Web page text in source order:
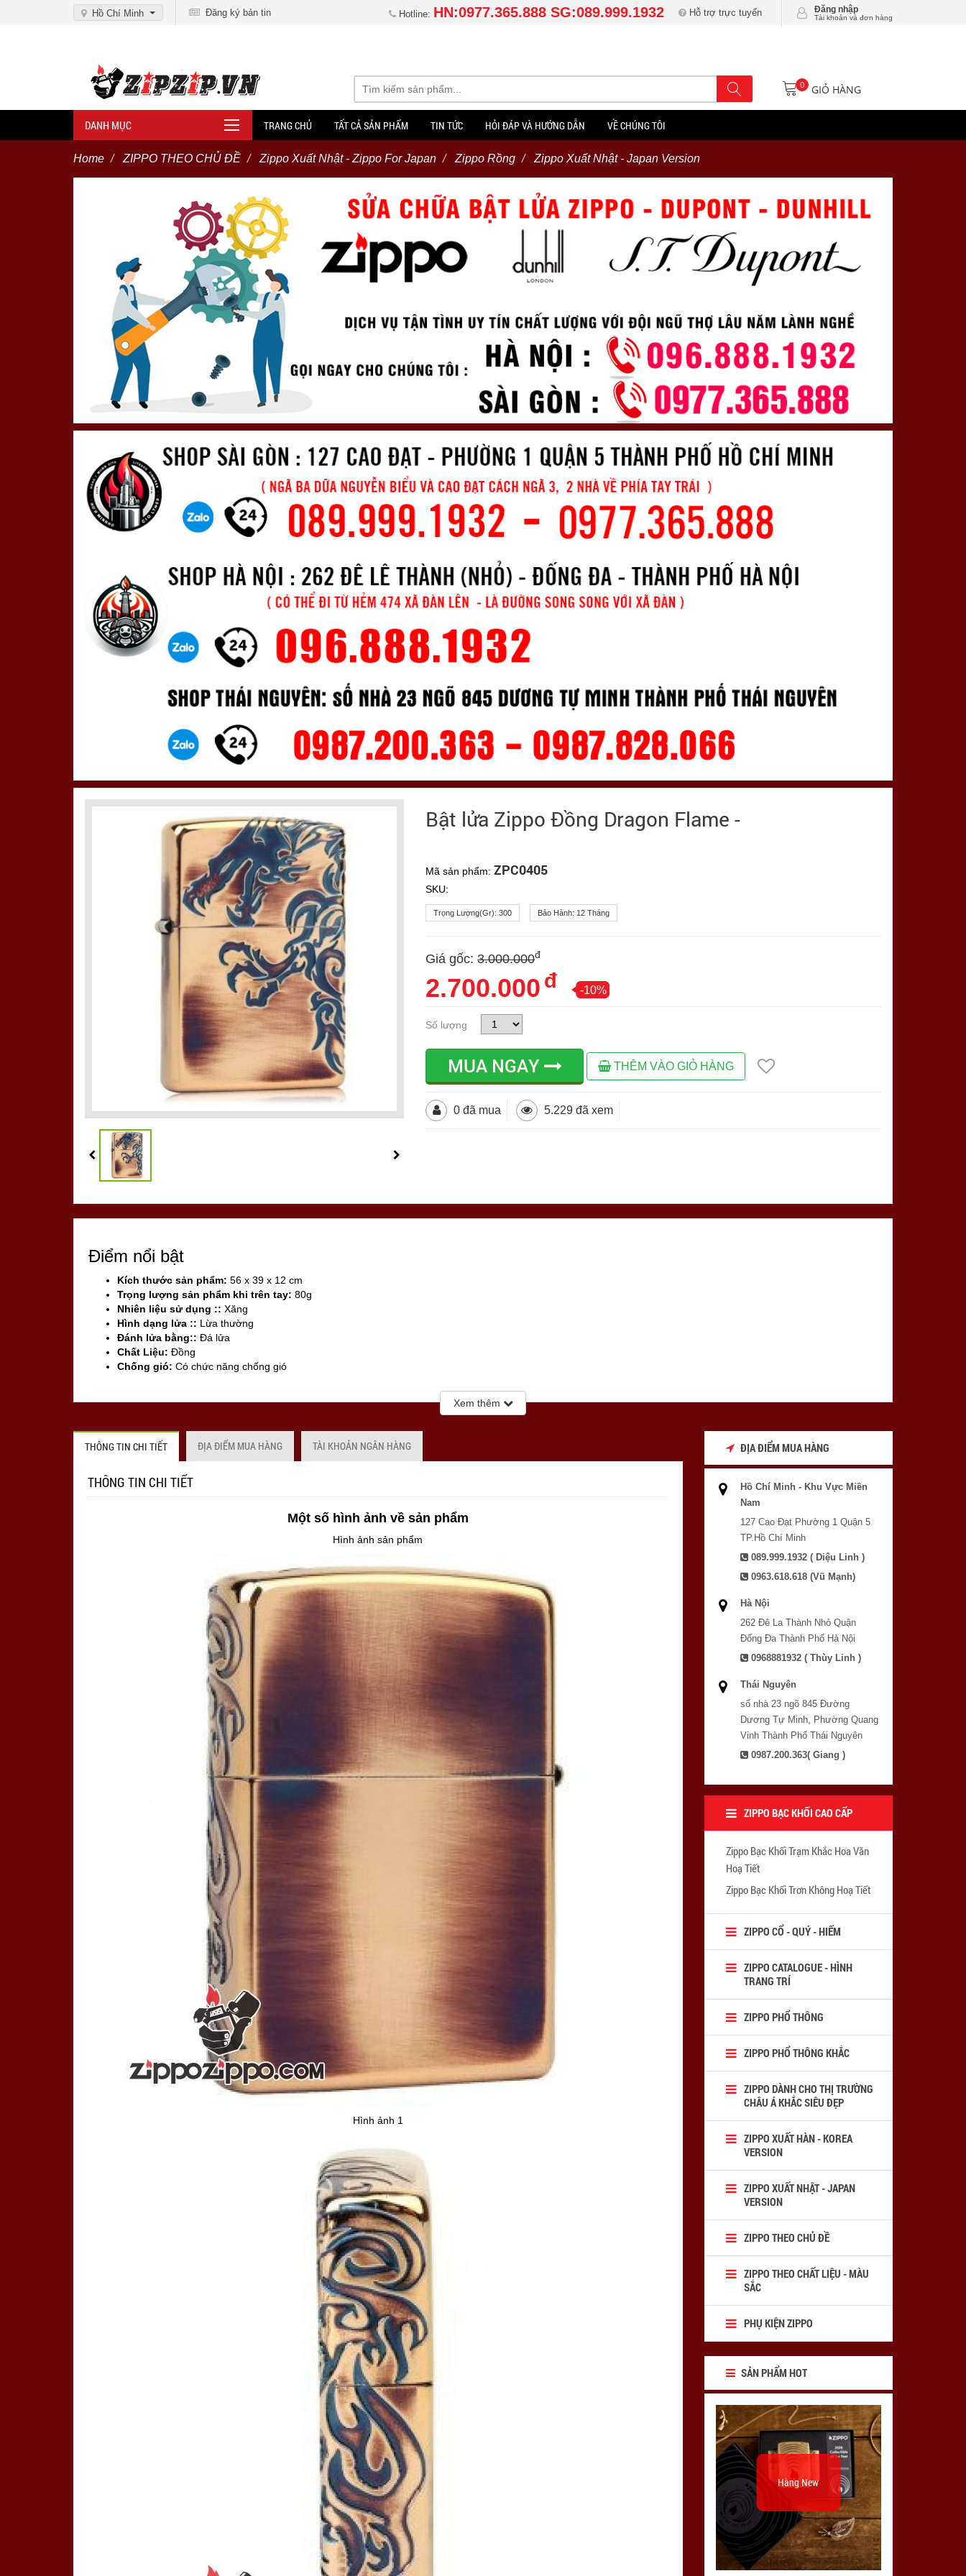
Hồ Chí Minh Đăng ký bản tin Hotline: HN:0977.365.888 SG:089.999.1932 Hỗ trợ trực tuyến Đăng nhập
Tài khoản và đơn hàng
0 GIỎ HÀNG
DANH MỤC TRANG CHỦ TẤT CẢ SẢN PHẨM TIN TỨC HỎI ĐÁP VÀ HƯỚNG DẪN VỀ CHÚNG TÔI
Home ZIPPO THEO CHỦ ĐỀ Zippo Xuất Nhật - Zippo For Japan Zippo Rồng Zippo Xuất Nhật - Japan Version
Bật lửa Zippo Đồng Dragon Flame -
Mã sản phẩm:ZPC0405
SKU:
Trọng Lượng(gr):300 Bảo Hành: 12 Tháng
Giá gốc: 3.000.000đ
2.700.000 đ -10%
Số lượng
MUA NGAY THÊM VÀO GIỎ HÀNG
0 đã mua 5.229 đã xem
Điểm nổi bật
Kích thước sản phẩm: 56 x 39 x 12 cm
Trọng lượng sản phẩm khi trên tay: 80g
Nhiên liệu sử dụng :: Xăng
Hình dạng lửa :: Lừa thường
Đánh lửa bằng:: Đá lửa
Chất Liệu: Đồng
Chống gió: Có chức năng chống gió
Xem thêm
THÔNG TIN CHI TIẾT ĐỊA ĐIỂM MUA HÀNG TÀI KHOẢN NGÂN HÀNG
THÔNG TIN CHI TIẾT
Một số hình ảnh về sản phẩm
Hình ảnh sản phẩm
Hình ảnh 1
ĐỊA ĐIỂM MUA HÀNG
Hồ Chí Minh - Khu Vực Miền
Nam
127 Cao Đạt Phường 1 Quận 5
TP.Hồ Chí Minh
089.999.1932 ( Diệu Linh )
0963.618.618 (Vũ Mạnh)
Hà Nội
262 Đê La Thành Nhỏ Quận
Đống Đa Thành Phố Hà Nội
0968881932 ( Thùy Linh )
Thái Nguyên
số nhà 23 ngõ 845 Đường
Dương Tự Minh, Phường Quang
Vinh Thành Phố Thái Nguyên
0987.200.363( Giang )
ZIPPO BẠC KHỐI CAO CẤP
Zippo Bạc Khối Trạm Khắc Hoa Văn
Hoạ Tiết
Zippo Bạc Khối Trơn Không Hoạ Tiết
ZIPPO CỔ - QUÝ - HIẾM
ZIPPO CATALOGUE - HÌNH
TRANG TRÍ
ZIPPO PHỔ THÔNG
ZIPPO PHỔ THÔNG KHẮC
ZIPPO DÀNH CHO THỊ TRƯỜNG
CHÂU Á KHẮC SIÊU ĐẸP
ZIPPO XUẤT HÀN - KOREA
VERSION
ZIPPO XUẤT NHẬT - JAPAN
VERSION
ZIPPO THEO CHỦ ĐỀ
ZIPPO THEO CHẤT LIỆU - MÀU
SẮC
PHỤ KIỆN ZIPPO
SẢN PHẨM HOT
Hàng New